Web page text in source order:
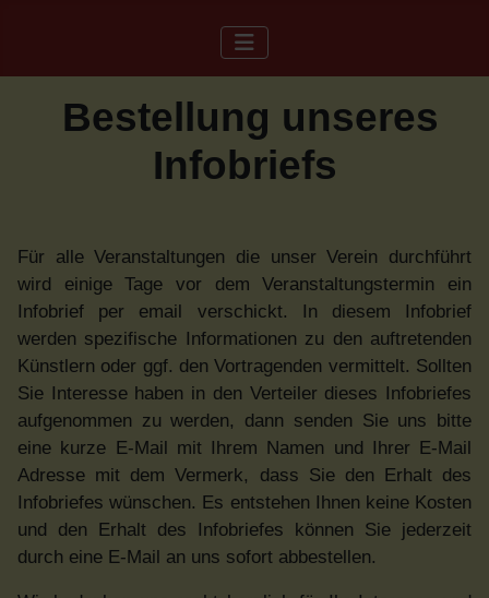
Bestellung unseres
Infobriefs
Für alle Veranstaltungen die unser Verein durchführt
wird einige Tage vor dem Veranstaltungstermin ein
Infobrief per email verschickt. In diesem Infobrief
werden spezifische Informationen zu den auftretenden
Künstlern oder ggf. den Vortragenden vermittelt. Sollten
Sie Interesse haben in den Verteiler dieses Infobriefes
aufgenommen zu werden, dann senden Sie uns bitte
eine kurze E-Mail mit Ihrem Namen und Ihrer E-Mail
Adresse mit dem Vermerk, dass Sie den Erhalt des
Infobriefes wünschen. Es entstehen Ihnen keine Kosten
und den Erhalt des Infobriefes können Sie jederzeit
durch eine E-Mail an uns sofort abbestellen.